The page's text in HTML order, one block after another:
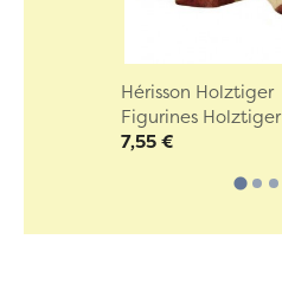
Hérisson Holztiger
Figurines Holztiger
7,55 €